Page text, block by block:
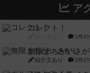
ア
コレクト！
1件の
無限まちがいさが
紹介文あり 2件の